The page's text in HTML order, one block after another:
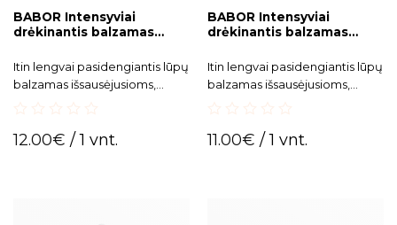
BABOR Intensyviai
drėkinantis balzamas
dėžutėje
Itin lengvai pasidengiantis lūpų
balzamas išsausėjusioms,
out
12.00€ / 1 vnt.
BABOR Intensyviai
drėkinantis balzamas
be dėžutės
Itin lengvai pasidengiantis lūpų
balzamas išsausėjusioms,
out
11.00€ / 1 vnt.